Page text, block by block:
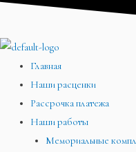
Перейти
содержимому
Главная
Наши расценки
Рассрочка платежа
Наши работы
Мемориальные